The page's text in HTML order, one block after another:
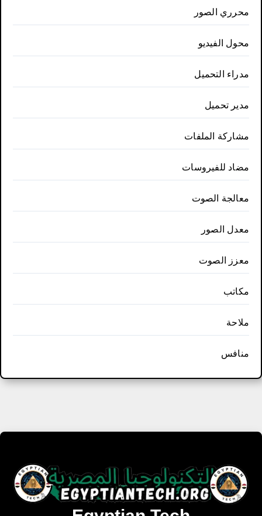
محرري الصور
محول الفيديو
مدراء التحميل
مدير تحميل
مشاركة الملفات
مضاد للفيروسات
معالجة الصوت
معدل الصور
معزز الصوت
مكاتب
ملاحة
منافس